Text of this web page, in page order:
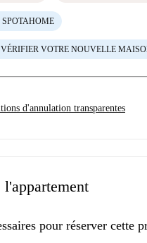
VOTRE NOUVELLE
d'annulation transparentes
l'appartement
pour réserver cette